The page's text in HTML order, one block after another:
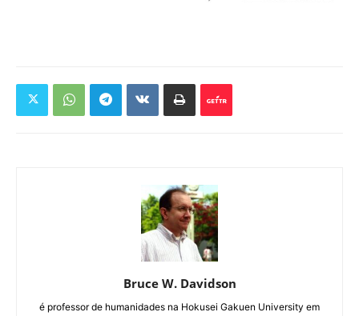
Bruce W. Davidson
é professor de humanidades na Hokusei Gakuen University em